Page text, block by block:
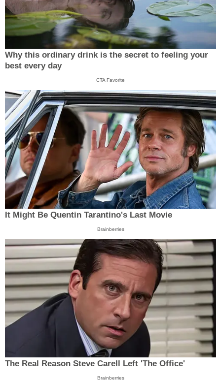
Why this ordinary drink is the secret to feeling your
best every day
CTA Favorite
It Might Be Quentin Tarantino's Last Movie
Brainberries
The Real Reason Steve Carell Left 'The Office'
Brainberries